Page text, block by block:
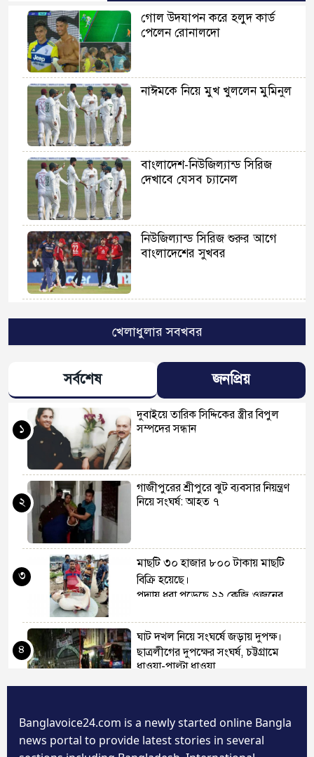
গোল উদযাপন করে হলুদ কার্ড
পেলেন রোনালদো
নাঈমকে নিয়ে মুখ খুললেন মুমিনুল
বাংলাদেশ-নিউজিল্যান্ড সিরিজ
দেখাবে যেসব চ্যানেল
নিউজিল্যান্ড সিরিজ শুরুর আগে
বাংলাদেশের সুখবর
বাংলাদেশ
ফেঁসে যাচ্ছেন নাসিরের স্ত্রী তামিমা!
আইপিএলের দুর্নাম
ভিডিও ভাইরাল (ভিডিও)
পড়েছেন নোয়াখালীর স্কুলে!
ক্রাইস্টচার্চে ফের ‘গুলির’ শব্দ, ভয়ে
শিউরে উঠলেন তামিম!
ভারতকে যা খুশি তা-ই করতে দিচ্ছে
আইসিসি
খেলাধুলার সবখবর
সর্বশেষ জনপ্রিয়
১
দুবাইয়ে তারিক সিদ্দিকের স্ত্রীর বিপুল
সম্পদের সন্ধান
২
গাজীপুরের শ্রীপুরে ঝুট ব্যবসার নিয়ন্ত্রণ
নিয়ে সংঘর্ষ: আহত ৭
৩
মাছটি ৩০ হাজার ৮০০ টাকায় মাছটি
বিক্রি হয়েছে।
পদ্মায় ধরা পড়েছে ২২ কেজি ওজনের
৪
ঘাট দখল নিয়ে সংঘর্ষে জড়ায় দুপক্ষ।
ছাত্রলীগের দুপক্ষের সংঘর্ষ, চট্টগ্রামে
ধাওয়া-পাল্টা ধাওয়া
৫
নামাজের সেজদায় মৃত্যুবরন করলেন
মুসুল্লি
Banglavoice24.com is a newly started online Bangla
news portal to provide latest stories in several